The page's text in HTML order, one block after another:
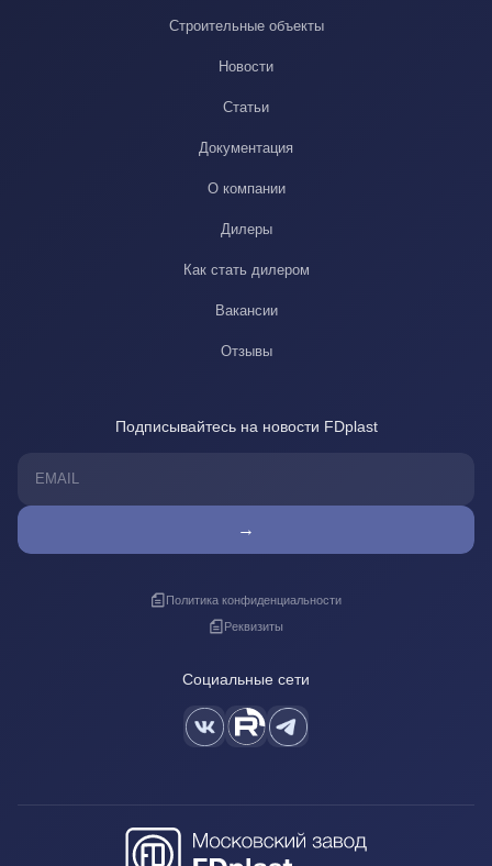
Строительные объекты
Новости
Статьи
Документация
О компании
Дилеры
Как стать дилером
Вакансии
Отзывы
Подписывайтесь на новости FDplast
→
Политика конфиденциальности
Реквизиты
Социальные сети